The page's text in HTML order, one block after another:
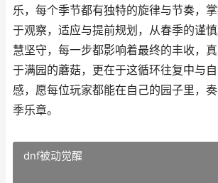
乐，每个季节都有独特的旋律与节奏，
于观察，适应与提前规划，从春季的谨
慧坚守，每一步都影响着最终的丰收，
于满园的蘑菇，更在于这循环往复中与
感，愿每位玩家都能在自己的园子里，
季乐章。
dnf被动觉醒